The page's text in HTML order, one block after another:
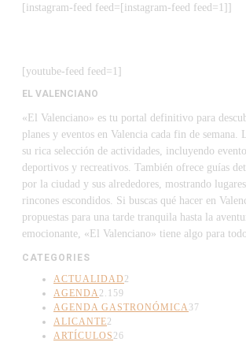
[instagram-feed feed=[instagram-feed feed=1]]
[youtube-feed feed=1]
EL VALENCIANO
«El Valenciano» es tu portal definitivo para
planes y eventos en Valencia cada fin de semana.
su rica selección de actividades, incluyendo
deportivos y recreativos. También ofrece guías
por la ciudad y sus alrededores, mostrando
rincones escondidos. Si buscas qué hacer en
propuestas para una tarde tranquila hasta la
emocionante, «El Valenciano» tiene algo para
CATEGORIES
ACTUALIDAD 2
AGENDA2.159
AGENDA GASTRONÓMICA37
ALICANTE2
ARTÍCULOS 26